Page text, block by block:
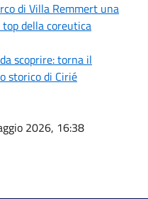
di Villa Remmert una
della coreutica
scoprire: torna il
storico di Cirié
2026, 16:38